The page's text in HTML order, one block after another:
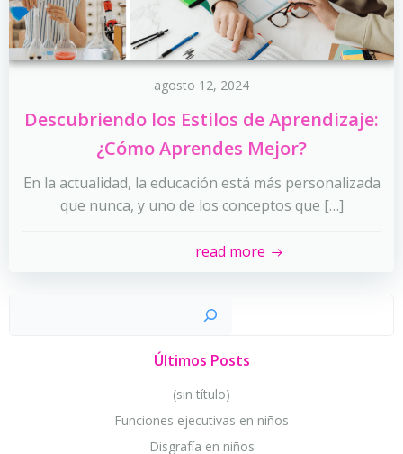
agosto 12, 2024
Descubriendo los Estilos de Aprendizaje:
¿Cómo Aprendes Mejor?
En la actualidad, la educación está más personalizada
que nunca, y uno de los conceptos que […]
read more
Últimos Posts
(sin título)
Funciones ejecutivas en niños
Disgrafía en niños